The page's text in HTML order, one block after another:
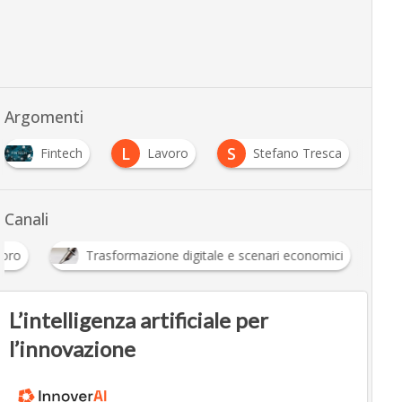
Argomenti
Fintech L Lavoro S Stefano Tresca
Canali
Trasformazione digitale e scenari economici
L’intelligenza artificiale per
l’innovazione